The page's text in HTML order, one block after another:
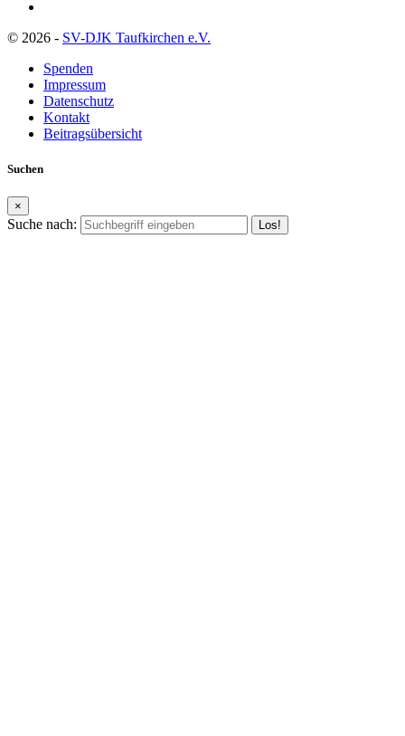
© 2026 - SV-DJK Taufkirchen e.V.
Spenden
Impressum
Datenschutz
Kontakt
Beitragsübersicht
Suchen
×
Suche nach: